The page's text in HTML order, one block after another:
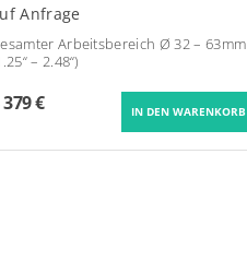
Anfrage
Arbeitsbereich Ø 32 – 63mm
– 2.48“)
€